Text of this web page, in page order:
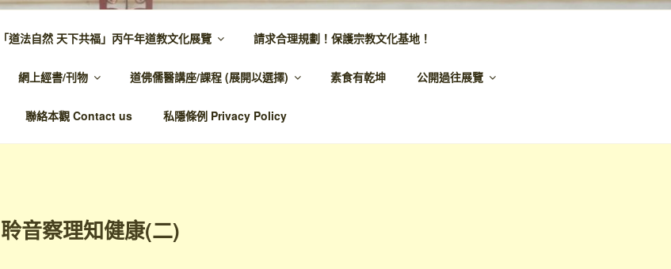
網頁
天宣化，百業昌興
「道法自然 天下共福」丙午年道教文化展覽 請求合理規劃！保護宗教文化基地！
網上經書/刊物 道佛儒醫講座/課程 (展開以選擇) 素食有乾坤 公開過往展覽
聯絡本觀 Contact us 私隱條例 Privacy Policy
音察理知健康(二)